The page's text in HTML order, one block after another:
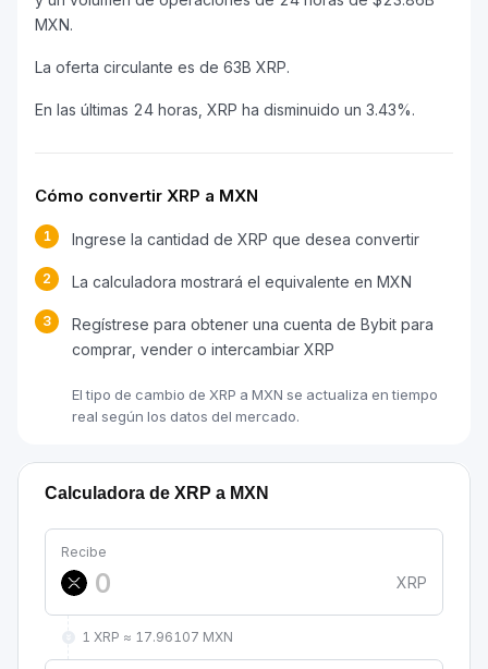
MXN.
La oferta circulante es de 63B XRP.
En las últimas 24 horas, XRP ha disminuido un 3.43%.
Cómo convertir XRP a MXN
1 Ingrese la cantidad de XRP que desea convertir
2 La calculadora mostrará el equivalente en MXN
3
Regístrese para obtener una cuenta de Bybit para
comprar, vender o intercambiar XRP
El tipo de cambio de XRP a MXN se actualiza en tiempo
real según los datos del mercado.
Calculadora de XRP a MXN
Recibe
XRP
1 XRP ≈ 17.96107 MXN